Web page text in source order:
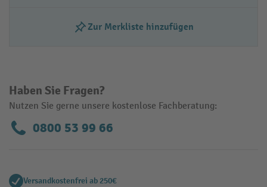
Zur Merkliste hinzufügen
Haben Sie Fragen?
Nutzen Sie gerne unsere kostenlose Fachberatung:
0800 53 99 66
Versandkostenfrei ab 250€